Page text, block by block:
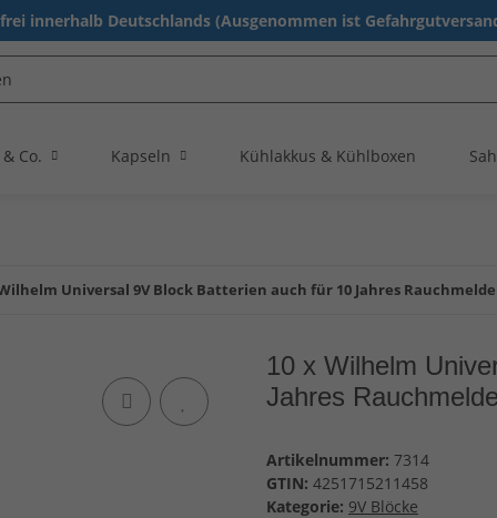
innerhalb Deutschlands (Ausgenommen ist
Co. Kapseln Kühlakkus & Kühlboxen
Universal 9V Block Batterien auch für 10 Jahres
10 x Wilhelm
Jahres
Artikelnummer: 7314
GTIN: 4251715211458
Kategorie: 9V Blöcke